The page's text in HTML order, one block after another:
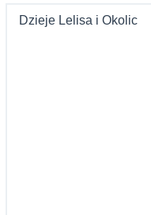
Dzieje Lelisa i Okolic